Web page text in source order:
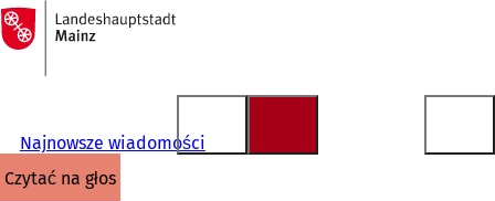
Przejdź do treści
Do
strony
głównej
Najnowsze wiadomości
czytać na głos